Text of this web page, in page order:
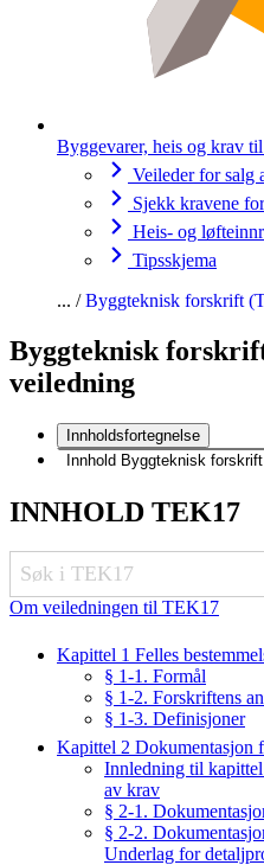
Byggevarer, heis og krav
Veileder for salg
Sjekk kravene
Heis- og
Tipsskjema
Byggteknisk forskrift
Byggteknisk
veiledning
Innholdsfortegnelse
Innhold Byggteknisk
INNHOLD TEK17
Om veiledningen til TEK17
Kapittel 1 Felles
§ 1-1. Formål
§ 1-2. Forskriftens
§ 1-3. Definisjoner
Kapittel 2 Dokumentasjon
Innledning til
av krav
§ 2-1.
§ 2-2.
Underlag for